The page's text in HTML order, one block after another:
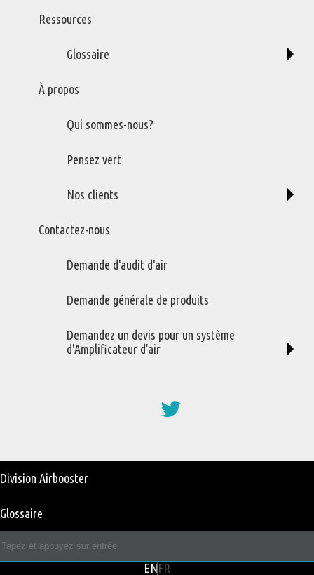
Ressources
Glossaire
À propos
Qui sommes-nous?
Pensez vert
Nos clients
Contactez-nous
Demande d'audit d'air
Demande générale de produits
Demandez un devis pour un système
d'Amplificateur d’air
Social
User
account
menu
Division Airbooster
Glossaire
ENGLISH
FRANÇAIS